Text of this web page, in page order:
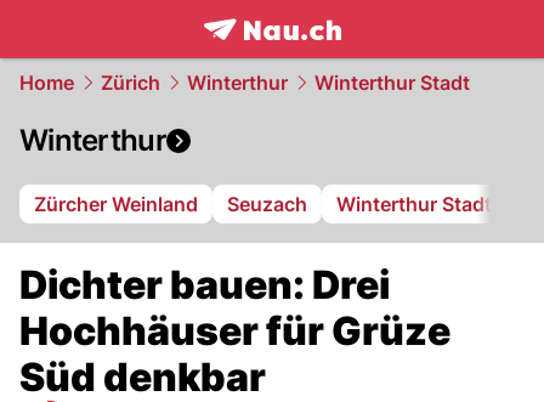
frontpage.NAU.ch
Home Zürich Winterthur Winterthur Stadt
Winterthur
Zürcher Weinland Seuzach Winterthur Stadt
Dichter bauen: Drei
Hochhäuser für Grüze
Süd denkbar